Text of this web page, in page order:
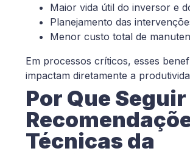
Maior vida útil do inversor e
Planejamento das
Menor custo total de
Em processos críticos, esses
impactam diretamente a
Por Que
Técnicas da